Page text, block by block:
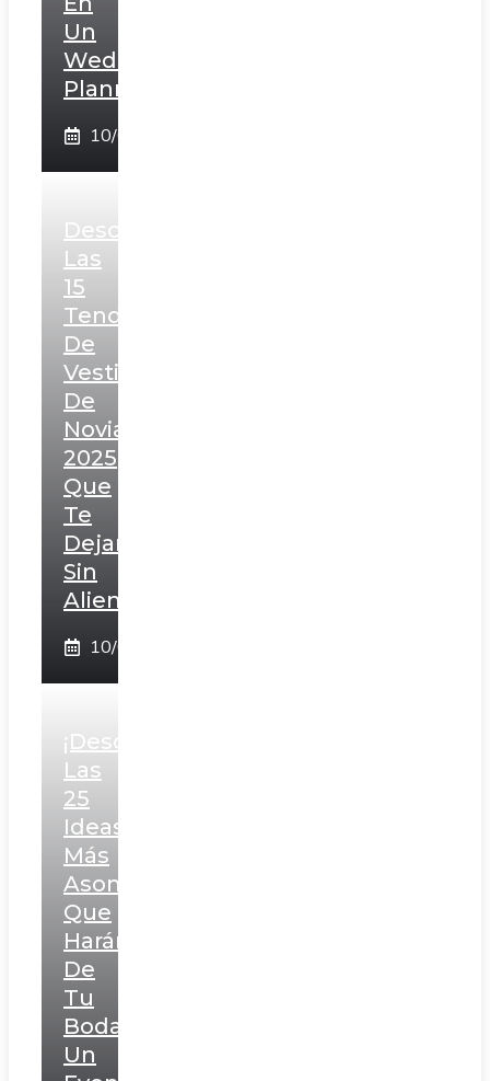
Un
Wedding
Planner!
10/02/2025
Descubre
Las
15
Tendencias
De
Vestidos
De
Novia
2025
Que
Te
Dejarán
Sin
Aliento
10/02/2025
¡Descubre
Las
25
Ideas
Más
Asombrosas
Que
Harán
De
Tu
Boda
Un